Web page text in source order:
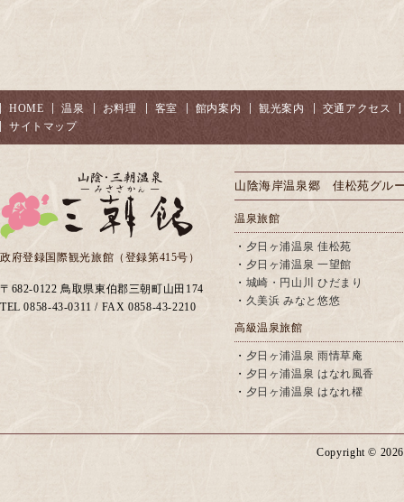
HOME 温泉 お料理 客室 館内案内 観光案内
交通アクセス
サイトマップ
政府登録国際観光旅館（登録第415号）
〒682-0122 鳥取県東伯郡三朝町山田174
TEL 0858-43-0311 / FAX 0858-43-2210
山陰海岸温泉郷 佳松苑グル
温泉旅館
・ 夕日ヶ浦温泉 佳松苑
・ 夕日ヶ浦温泉 一望館
・ 城崎・円山川 ひだまり
・ 久美浜 みなと悠悠
高級温泉旅館
・ 夕日ヶ浦温泉 雨情草庵
・ 夕日ヶ浦温泉 はなれ風香
・ 夕日ヶ浦温泉 はなれ櫂
Copyright ©